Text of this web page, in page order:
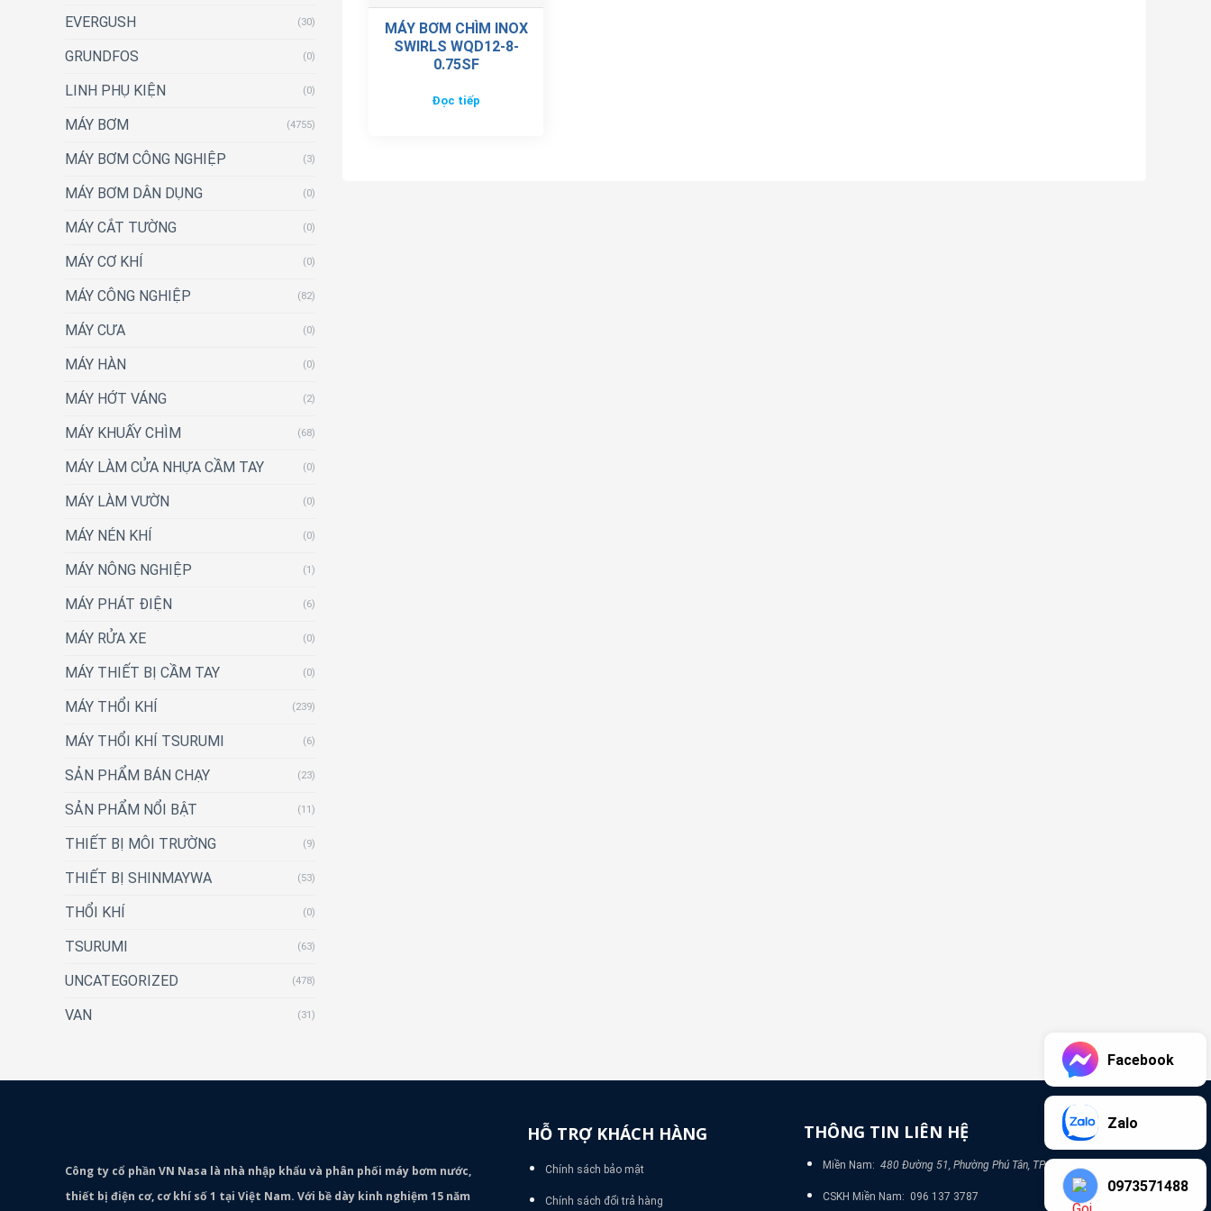
EVERGUSH (30)
GRUNDFOS (0)
LINH PHỤ KIỆN (0)
MÁY BƠM (4755)
MÁY BƠM CÔNG NGHIỆP (3)
MÁY BƠM DÂN DỤNG (0)
MÁY CẮT TƯỜNG (0)
MÁY CƠ KHÍ (0)
MÁY CÔNG NGHIỆP (82)
MÁY CƯA (0)
MÁY HÀN (0)
MÁY HỚT VÁNG (2)
MÁY KHUẤY CHÌM (68)
MÁY LÀM CỬA NHỰA CẦM TAY (0)
MÁY LÀM VƯỜN (0)
MÁY NÉN KHÍ (0)
MÁY NÔNG NGHIỆP (1)
MÁY PHÁT ĐIỆN (6)
MÁY RỬA XE (0)
MÁY THIẾT BỊ CẦM TAY (0)
MÁY THỔI KHÍ (239)
MÁY THỔI KHÍ TSURUMI (6)
SẢN PHẨM BÁN CHẠY (23)
SẢN PHẨM NỔI BẬT (11)
THIẾT BỊ MÔI TRƯỜNG (9)
THIẾT BỊ SHINMAYWA (53)
THỔI KHÍ (0)
TSURUMI (63)
UNCATEGORIZED (478)
VAN (31)
MÁY BƠM CHÌM INOX
SWIRLS WQD12-8-
0.75SF
Đọc tiếp
Công ty cổ phần VN Nasa là nhà nhập khẩu và phân phối máy bơm nước,
thiết bị điện cơ, cơ khí số 1 tại Việt Nam. Với bề dày kinh nghiệm 15 năm
HỖ TRỢ KHÁCH HÀNG
Chính sách bảo mật
Chính sách đổi trả hàng
THÔNG TIN LIÊN HỆ
Miền Nam: 480 Đường 51, Phường Phú Tân, TP Bình Dương
CSKH Miền Nam: 096 137 3787
Facebook
Zalo
0973571488